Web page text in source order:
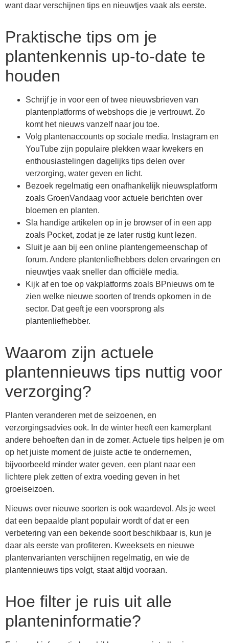
want daar verschijnen tips en nieuwtjes vaak als eerste.
Praktische tips om je
plantenkennis up-to-date te
houden
Schrijf je in voor een of twee nieuwsbrieven van
plantenplatforms of webshops die je vertrouwt. Zo
komt het nieuws vanzelf naar jou toe.
Volg plantenaccounts op sociale media. Instagram en
YouTube zijn populaire plekken waar kwekers en
enthousiastelingen dagelijks tips delen over
verzorging, water geven en licht.
Bezoek regelmatig een onafhankelijk nieuwsplatform
zoals GroenVandaag voor actuele berichten over
bloemen en planten.
Sla handige artikelen op in je browser of in een app
zoals Pocket, zodat je ze later rustig kunt lezen.
Sluit je aan bij een online plantengemeenschap of
forum. Andere plantenliefhebbers delen ervaringen en
nieuwtjes vaak sneller dan officiële media.
Kijk af en toe op vakplatforms zoals BPnieuws om te
zien welke nieuwe soorten of trends opkomen in de
sector. Dat geeft je een voorsprong als
plantenliefhebber.
Waarom zijn actuele
plantennieuws tips nuttig voor
verzorging?
Planten veranderen met de seizoenen, en
verzorgingsadvies ook. In de winter heeft een kamerplant
andere behoeften dan in de zomer. Actuele tips helpen je om
op het juiste moment de juiste actie te ondernemen,
bijvoorbeeld minder water geven, een plant naar een
lichtere plek zetten of extra voeding geven in het
groeiseizoen.
Nieuws over nieuwe soorten is ook waardevol. Als je weet
dat een bepaalde plant populair wordt of dat er een
verbetering van een bekende soort beschikbaar is, kun je
daar als eerste van profiteren. Kweeksets en nieuwe
plantenvarianten verschijnen regelmatig, en wie de
plantennieuws tips volgt, staat altijd vooraan.
Hoe filter je ruis uit alle
planteninformatie?